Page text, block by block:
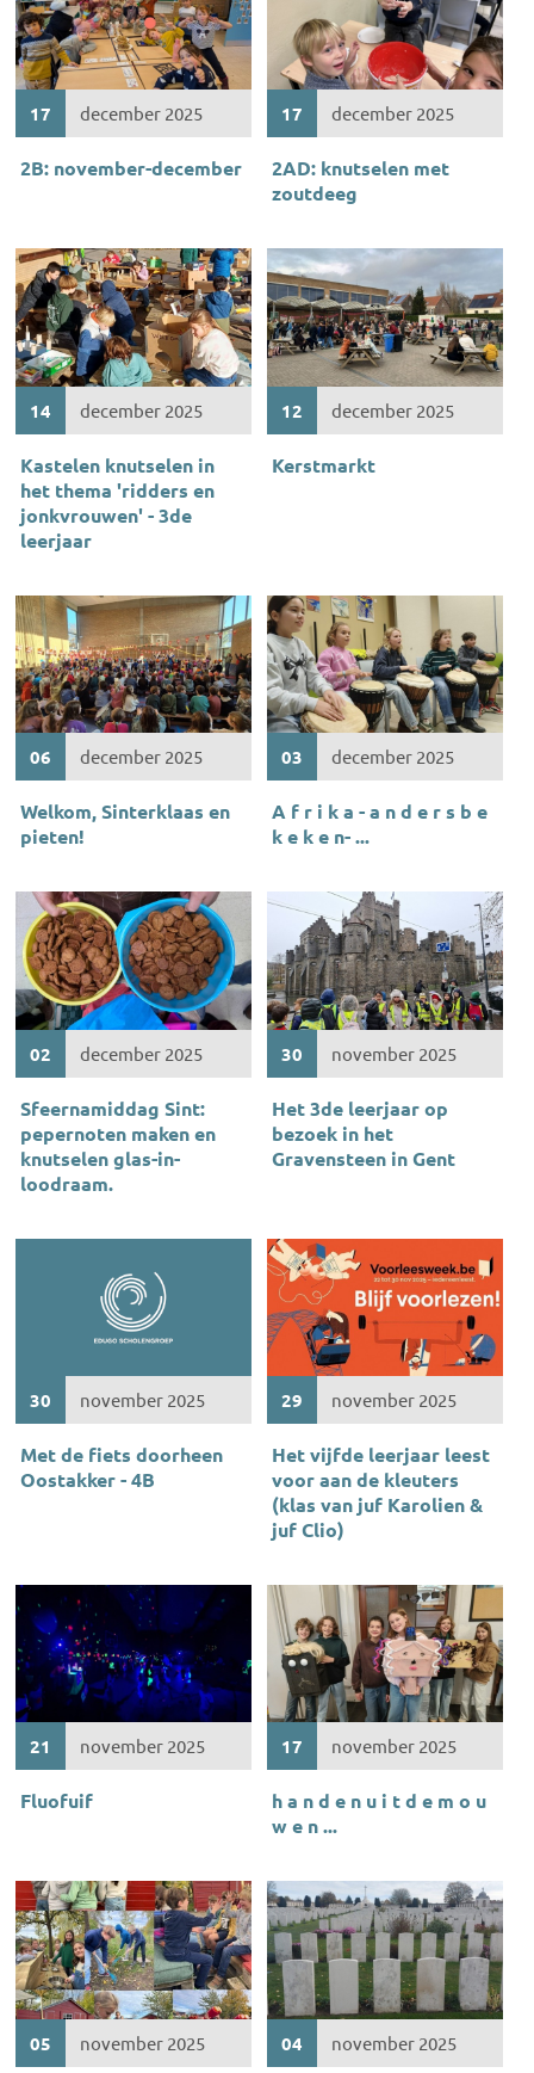
17 december 2025
2B: november-december
17 december 2025
2AD: knutselen met
zoutdeeg
14 december 2025
Kastelen knutselen in
het thema 'ridders en
jonkvrouwen' - 3de
leerjaar
12 december 2025
Kerstmarkt
06 december 2025
Welkom, Sinterklaas en
pieten!
03 december 2025
A f r i k a - a n d e r s b e
k e k e n- ...
02 december 2025
Sfeernamiddag Sint:
pepernoten maken en
knutselen glas-in-
loodraam.
30 november 2025
Het 3de leerjaar op
bezoek in het
Gravensteen in Gent
30 november 2025
Met de fiets doorheen
Oostakker - 4B
29 november 2025
Het vijfde leerjaar leest
voor aan de kleuters
(klas van juf Karolien &
juf Clio)
21 november 2025
Fluofuif
17 november 2025
h a n d e n u i t d e m o u
w e n ...
05 november 2025 04 november 2025